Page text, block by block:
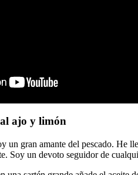
ajo y limón
un gran amante del pescado. He
Soy un devoto seguidor de